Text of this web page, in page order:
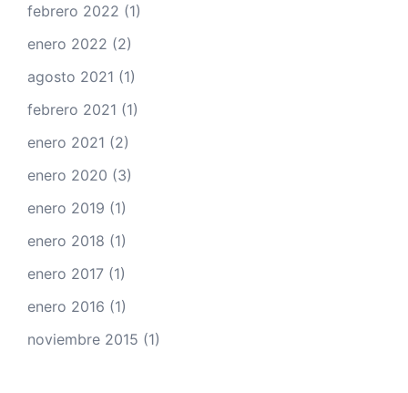
febrero 2022 (1)
enero 2022 (2)
agosto 2021 (1)
febrero 2021 (1)
enero 2021 (2)
enero 2020 (3)
enero 2019 (1)
enero 2018 (1)
enero 2017 (1)
enero 2016 (1)
noviembre 2015 (1)